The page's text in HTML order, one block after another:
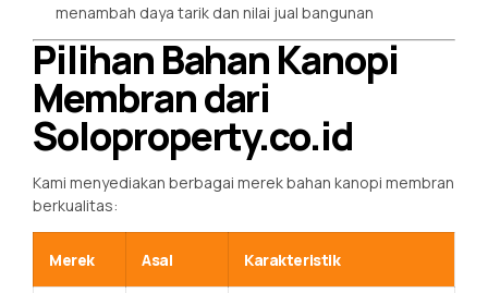
menambah daya tarik dan nilai jual bangunan
Pilihan Bahan Kanopi
Membran dari
Soloproperty.co.id
Kami menyediakan berbagai merek bahan kanopi membran
berkualitas:
Merek Asal Karakteristik